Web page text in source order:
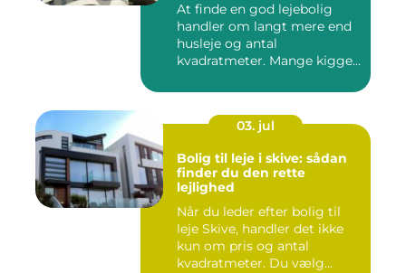
At finde en god lejebolig
handler om langt mere end
husleje og antal
kvadratmeter. Mange kigger
03. jul
Bolig til leje i skive: sådan
finder du den rette
lejlighed
Når du leder efter bolig til
leje Skive, handler det ikke
kun om pris og antal
kvadratmeter. Du vælg...